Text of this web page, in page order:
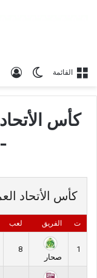
القائمة الوضع
كأس الأتحاد العماني 2024/2023 -
ت الفريق لعب
1
صحار
8